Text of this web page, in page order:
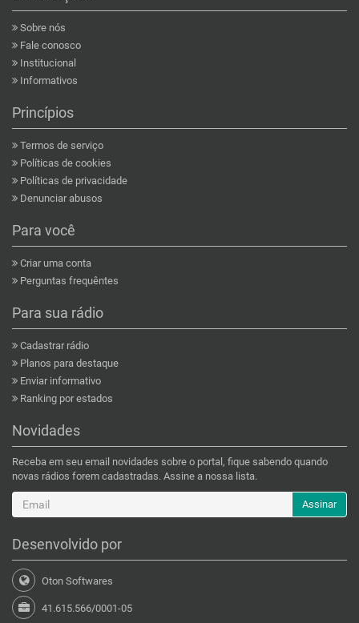
Sobre nós
Fale conosco
Institucional
Informativos
Princípios
Termos de serviço
Políticas de cookies
Políticas de privacidade
Denunciar abusos
Para você
Criar uma conta
Perguntas frequêntes
Para sua rádio
Cadastrar rádio
Planos para destaque
Enviar informativo
Ranking por estados
Novidades
Receba em seu email novidades sobre o portal, fique sabendo quando
novas rádios forem cadastradas. Assine a nossa lista.
Assinar
Desenvolvido por
Oton Softwares
41.615.566/0001-05